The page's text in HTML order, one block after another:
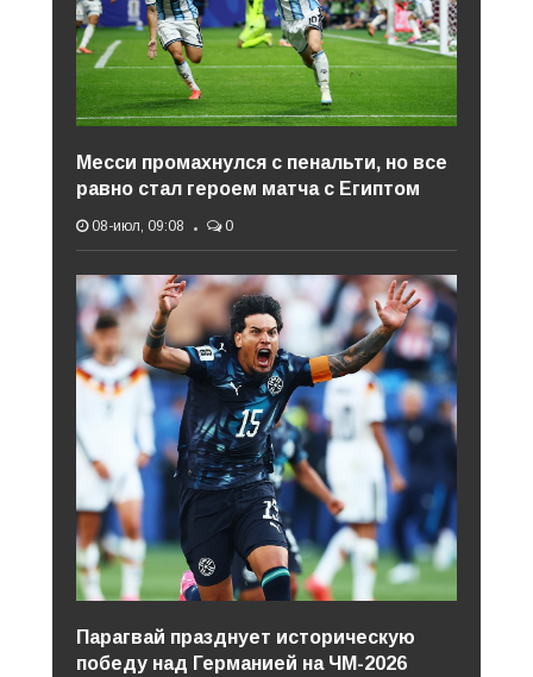
Месси промахнулся с пенальти, но все
равно стал героем матча с Египтом
08-июл, 09:08 0
Парагвай празднует историческую
победу над Германией на ЧМ-2026